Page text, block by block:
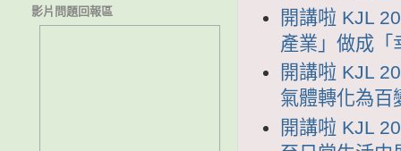
開講啦 KJL
產業」做成「
開講啦 KJL
氣體轉化為百
開講啦 KJL
影片問題回報區